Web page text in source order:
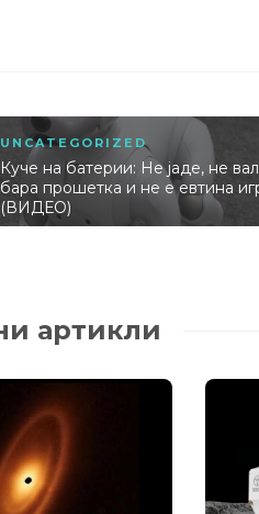
UNCATEGORIZED
Куче на батерии: Не јаде, не
бара прошетка и не е евтина
(ВИДЕО)
артикли